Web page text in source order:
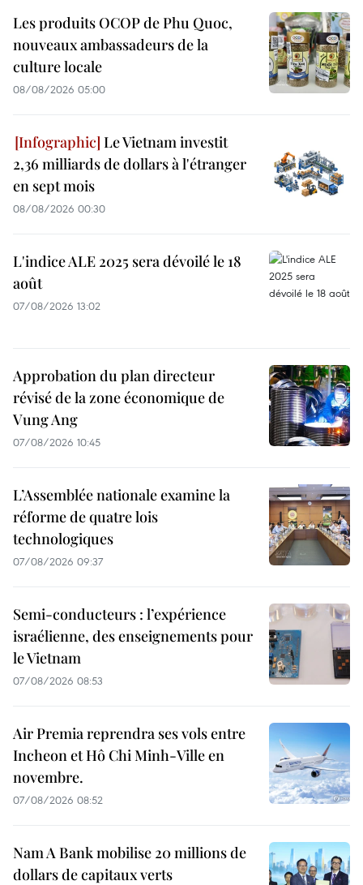
Les produits OCOP de Phu Quoc,
nouveaux ambassadeurs de la
culture locale
08/08/2026 05:00
Le Vietnam investit
2,36 milliards de dollars à l'étranger
en sept mois
08/08/2026 00:30
L'indice ALE 2025 sera dévoilé le 18
août
07/08/2026 13:02
Approbation du plan directeur
révisé de la zone économique de
Vung Ang
07/08/2026 10:45
L’Assemblée nationale examine la
réforme de quatre lois
technologiques
07/08/2026 09:37
Semi-conducteurs : l’expérience
israélienne, des enseignements pour
le Vietnam
07/08/2026 08:53
Air Premia reprendra ses vols entre
Incheon et Hô Chi Minh-Ville en
novembre.
07/08/2026 08:52
Nam A Bank mobilise 20 millions de
dollars de capitaux verts